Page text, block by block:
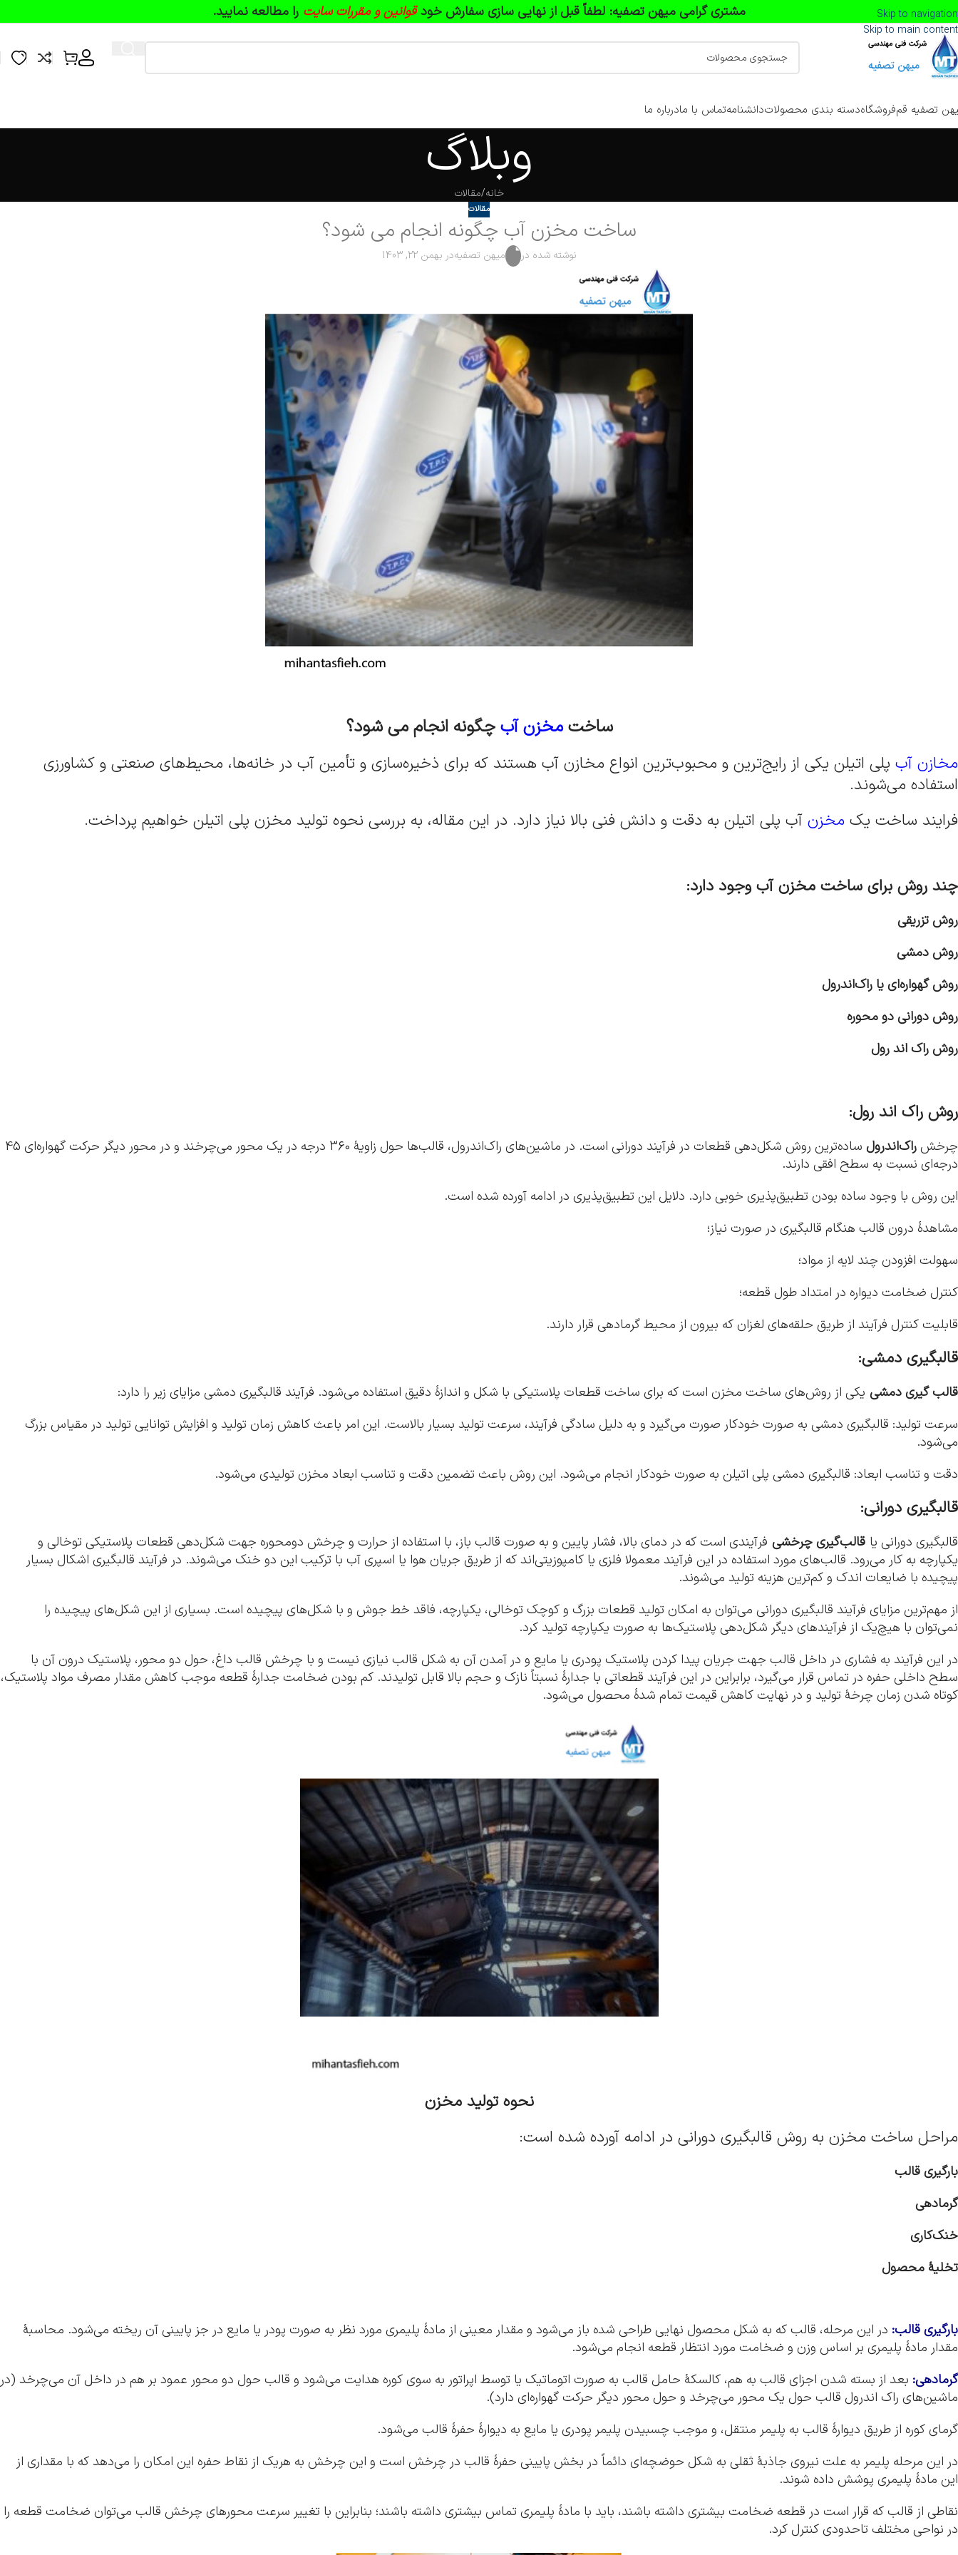
Skip to navigation
Skip to main content
مشتری گرامی میهن تصفیه: لطفاً قبل از نهایی سازی سفارش خودقوانین و مقررات سایت را مطالعه نمایید.
تصفیه قمفروشگاهدسته بندی محصولاتدانشنامهتماس با مادرباره ما
وبلاگ
خانه مقالات
مقالات
ساخت مخزن آب چگونه انجام می شود؟
نوشته شده در میهن تصفیهدر بهمن 22, 1403
ساختمخزن آبچگونه انجام می شود؟
مخازن آب پلی اتیلن یکی از رایج‌ترین و محبوب‌ترین انواع مخازن آب هستند که برای ذخیره‌سازی و تأمین آب در خانه‌ها، محیط‌های صنعتی و کشاورزی
استفاده می‌شوند.
فرایند ساخت یک مخزن آب پلی اتیلن به دقت و دانش فنی بالا نیاز دارد. در این مقاله، به بررسی نحوه تولید مخزن پلی اتیلن خواهیم پرداخت.
چند روش برای ساخت مخزن آب وجود دارد:
روش تزریقی
روش دمشی
روش گهواره‌ای یا راک‌اندرول
روش دورانی دو محوره
روش راک اند رول
روش راک اند رول:
چرخشراک‌اندرول
ساده‌ترین روش شکل‌دهی قطعات در فرآیند دورانی است. در ماشین‌های راک‌اندرول، قالب‌ها حول زاویۀ 360 درجه در یک محور می‌چرخند و در محور دیگر حرکت گهواره‌ای 45
درجه‌ای نسبت به سطح افقی دارند.
این روش با وجود ساده بودن تطبیق‌پذیری خوبی دارد. دلایل این تطبیق‌پذیری در ادامه آورده شده است.
مشاهدۀ درون قالب هنگام قالبگیری در صورت نیاز؛
سهولت افزودن چند لایه از مواد؛
کنترل ضخامت دیواره در امتداد طول قطعه؛
قابلیت کنترل فرآیند از طریق حلقه‌های لغزان که بیرون از محیط گرمادهی قرار دارند.
قالبگیری دمشی:
قالب گیری دمشی یکی از روش‌های ساخت مخزن است که برای ساخت قطعات پلاستیکی با شکل و اندازۀ دقیق استفاده می‌شود. فرآیند قالبگیری دمشی مزایای زیر را دارد:
سرعت تولید: قالبگیری دمشی به صورت خودکار صورت می‌گیرد و به دلیل سادگی فرآیند، سرعت تولید بسیار بالاست. این امر باعث کاهش زمان تولید و افزایش توانایی تولید در مقیاس بزرگ
می‌شود.
دقت و تناسب ابعاد: قالبگیری دمشی پلی اتیلن به صورت خودکار انجام می‌شود. این روش باعث تضمین دقت و تناسب ابعاد مخزن تولیدی می‌شود.
قالبگیری دورانی:
قالبگیری دورانی یا قالب‌گیری چرخشی فرآیندی است که در دمای بالا، فشار پایین و به صورت قالب باز، با استفاده از حرارت و چرخش دومحوره جهت شکل‌دهی قطعات پلاستیکی توخالی و
یکپارچه به کار می‌رود. قالب‌های مورد استفاده در این فرآیند معمولا فلزی یا کامپوزیتی‌اند که از طریق جریان هوا یا اسپری آب با ترکیب این دو خنک می‌شوند. در فرآیند قالبگیری اشکال بسیار
پیچیده با ضایعات اندک و کم‌ترین هزینه تولید می‌شوند.
از مهم‌ترین مزایای فرآیند قالبگیری دورانی می‌توان به امکان تولید قطعات بزرگ و کوچک توخالی، یکپارچه، فاقد خط جوش و با شکل‌های پیچیده است. بسیاری از این شکل‌های پیچیده را
نمی‌توان با هیچ‌یک از فرآیندهای دیگر شکل‌دهی پلاستیک‌ها به صورت یکپارچه تولید کرد.
در این فرآیند به فشاری در داخل قالب جهت جریان پیدا کردن پلاستیک پودری یا مایع و در آمدن آن به شکل قالب نیازی نیست و با چرخش قالب داغ، حول دو محور، پلاستیک درون آن با
سطح داخلی حفره در تماس قرار می‌گیرد، برابراین در این فرآیند قطعاتی با جدارۀ نسبتاً نازک و حجم بالا قابل تولیدند. کم بودن ضخامت جدارۀ قطعه موجب کاهش مقدار مصرف مواد پلاستیک،
کوتاه شدن زمان چرخۀ تولید و در نهایت کاهش قیمت تمام شدۀ محصول می‌شود.
نحوه تولید مخزن
مراحل ساخت مخزن به روش قالبگیری دورانی در ادامه آورده شده است:
بارگیری قالب
گرمادهی
خنک‌کاری
تخلیۀ محصول
بارگیری قالب: در این مرحله، قالب که به شکل محصول نهایی طراحی شده باز می‌شود و مقدار معینی از مادۀ پلیمری مورد نظر به صورت پودر یا مایع در جز پایینی آن ریخته می‌شود. محاسبۀ
مقدار مادۀ پلیمری بر اساس وزن و ضخامت مورد انتظار قطعه انجام می‌شود.
گرمادهی: بعد از بسته شدن اجزای قالب به هم، کالسکۀ حامل قالب به صورت اتوماتیک یا توسط اپراتور به سوی کوره هدایت می‌شود و قالب حول دو محور عمود بر هم در داخل آن می‌چرخد (در
ماشین‌های راک اندرول قالب حول یک محور می‌چرخد و حول محور دیگر حرکت گهواره‌ای دارد).
گرمای کوره از طریق دیوارۀ قالب به پلیمر منتقل، و موجب چسبیدن پلیمر پودری یا مایع به دیوارۀ حفرۀ قالب می‌شود.
در این مرحله پلیمر به علت نیروی جاذبۀ ثقلی به شکل حوضچه‌ای دائماً در بخش پایینی حفرۀ قالب در چرخش است و این چرخش به هریک از نقاط حفره این امکان را می‌دهد که با مقداری از
این مادۀ پلیمری پوشش داده شوند.
نقاطی از قالب که قرار است در قطعه ضخامت بیشتری داشته باشند، باید با مادۀ پلیمری تماس بیشتری داشته باشند؛ بنابراین با تغییر سرعت محورهای چرخش قالب می‌توان ضخامت قطعه را
در نواحی مختلف تاحدودی کنترل کرد.